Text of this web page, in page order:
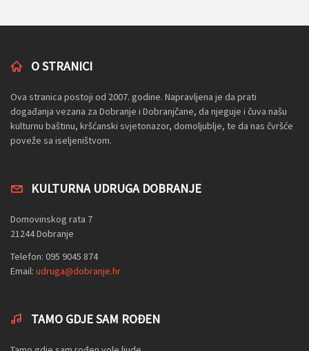
O STRANICI
Ova stranica postoji od 2007. godine. Napravljena je da prati
događanja vezana za Dobranje i Dobranjčane, da njeguje i čuva našu
kulturnu baštinu, kršćanski svjetonazor, domoljublje, te da nas čvršće
poveže sa iseljeništvom.
KULTURNA UDRUGA DOBRANJE
Domovinskog rata 7
21244 Dobranje
Telefon: 095 9045 874
Email: udruga@dobranje.hr
TAMO GDJE SAM ROĐEN